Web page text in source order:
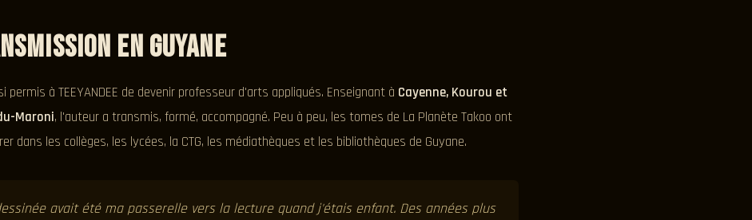
en Guyane
permis à TEEYANDEE de devenir professeur d'arts appliqués. Enseignant à Cayenne, Kourou et
Maroni, l'auteur a transmis, formé, accompagné. Peu à peu, les tomes de La Planète Takoo ont
dans les collèges, les lycées, la CTG, les médiathèques et les bibliothèques de Guyane.
avait été ma passerelle vers la lecture quand j'étais enfant. Des années plus